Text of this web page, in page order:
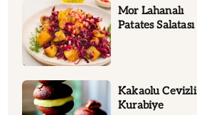
Mor Lahanalı
Patates Salatası
Kakaolu Cevizli
Kurabiye